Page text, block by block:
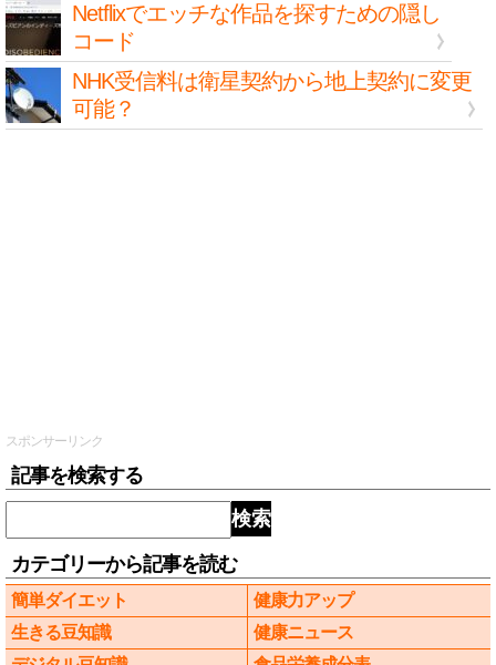
Netflixでエッチな作品を探すための隠し
コード
NHK受信料は衛星契約から地上契約に変更
可能？
スポンサーリンク
記事を検索する
検索
カテゴリーから記事を読む
簡単ダイエット
健康力アップ
生きる豆知識
健康ニュース